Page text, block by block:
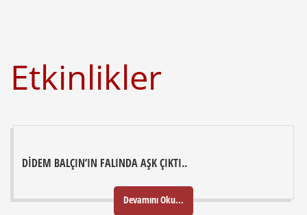
Etkinlikler
DIDEM BALÇIN’IN FALINDA AŞK ÇIKTI..
Devamını Oku...